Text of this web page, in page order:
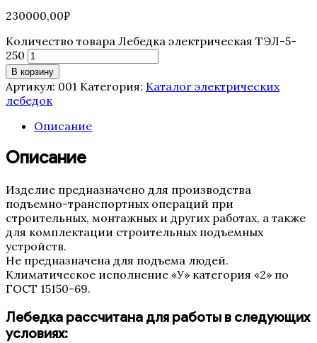
230000,00₽
Количество товара Лебедка электрическая ТЭЛ-5-
250
В корзину
Артикул: 001 Категория: Каталог электрических
лебедок
Описание
Описание
Изделие предназначено для производства
подъемно-транспортных операций при
строительных, монтажных и других работах, а также
для комплектации строительных подъемных
устройств.
Не предназначена для подъема людей.
Климатическое исполнение «У» категория «2» по
ГОСТ 15150-69.
Лебедка рассчитана для работы в следующих
условиях: